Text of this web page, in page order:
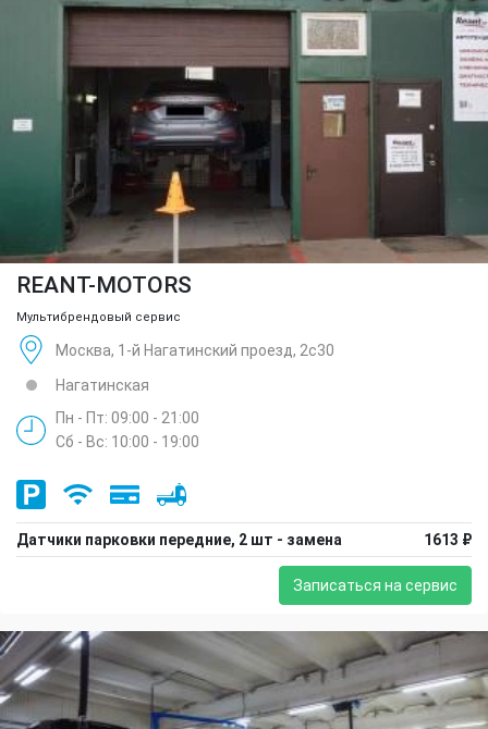
REANT-MOTORS
Мультибрендовый сервис
Москва, 1-й Нагатинский проезд, 2с30
Нагатинская
Пн - Пт: 09:00 - 21:00
Сб - Вс: 10:00 - 19:00
Датчики парковки передние, 2 шт - замена 1613 ₽
Записаться на сервис